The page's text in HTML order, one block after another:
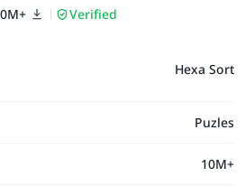
Verified
Hexa Sort
Puzles
10M+